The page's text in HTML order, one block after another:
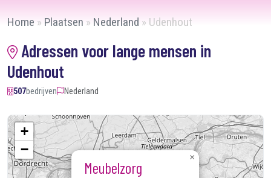
Home » Plaatsen » Nederland » Udenhout
Adressen voor lange mensen in
Udenhout
507bedrijven Nederland
Meubelzorg
×
+
−